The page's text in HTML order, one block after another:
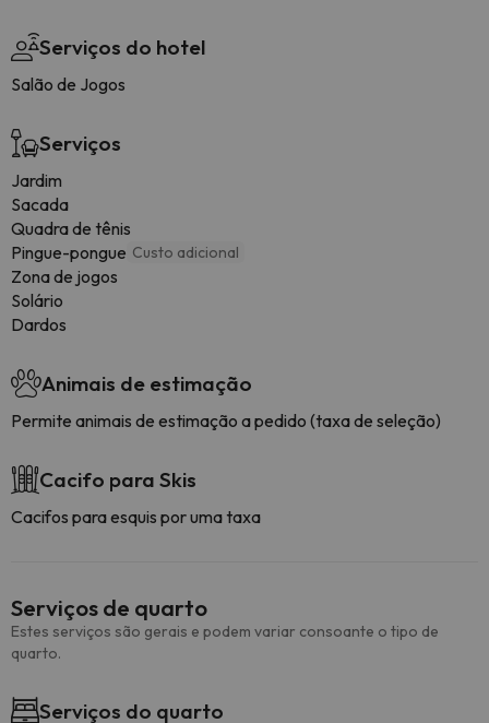
Serviços do hotel
Salão de Jogos
Serviços
Jardim
Sacada
Quadra de tênis
Pingue-pongue Custo adicional
Zona de jogos
Solário
Dardos
Animais de estimação
Permite animais de estimação a pedido (taxa de seleção)
Cacifo para Skis
Cacifos para esquis por uma taxa
Serviços de quarto
Estes serviços são gerais e podem variar consoante o tipo de
quarto.
Serviços do quarto